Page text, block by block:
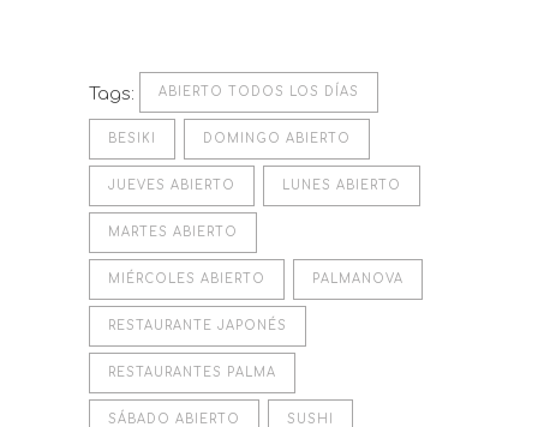
Tags: ABIERTO TODOS LOS DÍAS
BESIKI DOMINGO ABIERTO
JUEVES ABIERTO LUNES ABIERTO
MARTES ABIERTO
MIÉRCOLES ABIERTO PALMANOVA
RESTAURANTE JAPONÉS
RESTAURANTES PALMA
SÁBADO ABIERTO SUSHI